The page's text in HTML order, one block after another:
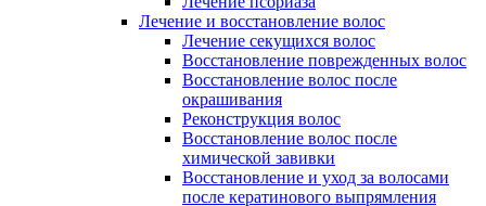
Лечение и восстановление волос
Лечение секущихся волос
Восстановление поврежденных волос
Восстановление волос после
окрашивания
Реконструкция волос
Восстановление волос после
химической завивки
Восстановление и уход за волосами
после кератинового выпрямления